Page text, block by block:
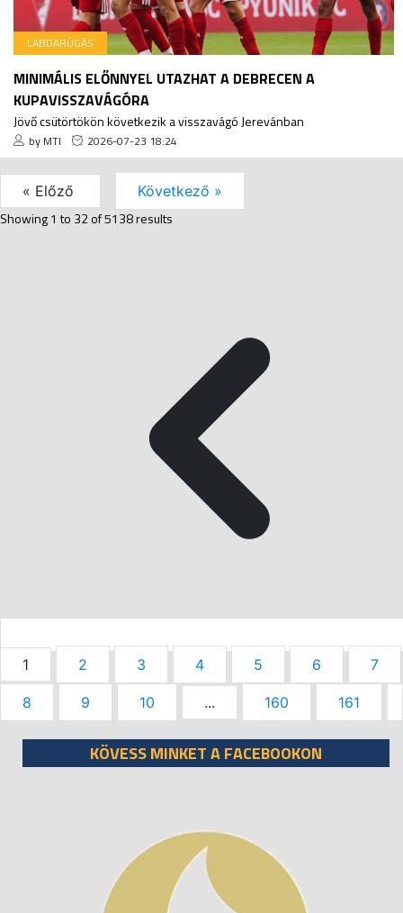
LABDARÚGÁS
MINIMÁLIS ELŐNNYEL UTAZHAT A DEBRECEN A
KUPAVISSZAVÁGÓRA
Jövő csütörtökön következik a visszavágó Jerevánban
by MTI 2026-07-23 18:24
« Előző Következő »
Showing1 to 32of5138results
1 2 3 4 5 6 7
8 9 10 ... 160 161
KÖVESS MINKET A FACEBOOKON